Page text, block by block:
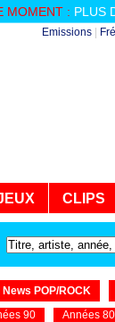
MOMENT : PLUS
Emissions
CLIPS
News POP/ROCK
90 Années 80